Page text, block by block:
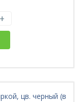
+
цв. черный (в